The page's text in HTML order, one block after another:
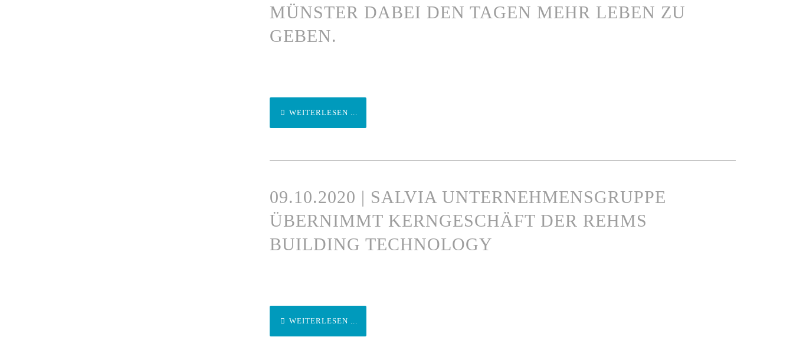
MÜNSTER DABEI DEN TAGEN MEHR LEBEN ZU
GEBEN.
WEITERLESEN ...
09.10.2020 | SALVIA UNTERNEHMENSGRUPPE
ÜBERNIMMT KERNGESCHÄFT DER REHMS
BUILDING TECHNOLOGY
WEITERLESEN ...